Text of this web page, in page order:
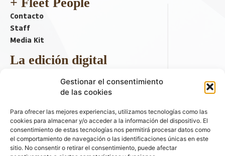
Gestionar el consentimiento
de las cookies
Para ofrecer las mejores experiencias, utilizamos tecnologías como las
cookies para almacenar y/o acceder a la información del dispositivo. El
consentimiento de estas tecnologías nos permitirá procesar datos como
el comportamiento de navegación o las identificaciones únicas en este
sitio. No consentir o retirar el consentimiento, puede afectar
Contacto
Staff
Media Kit
La edición digital
Descargar último ejemplar
ir a hemeroteca
+ Contenido en redes sociales